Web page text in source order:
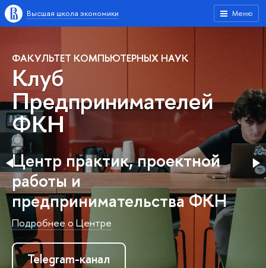
Меню
Высшая школа экономики
ФАКУЛЬТЕТ КОМПЬЮТЕРНЫХ НАУК
Клуб
Предпринимателей
ФКН
Центр практик, проектной
работы и
предпринимательства ФКН
Подробнее о Центре
Telegram-канал